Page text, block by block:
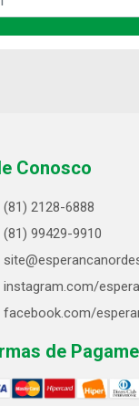
Conosco
(81) 2128-6888
(81) 99429-9910
instagram.com/
facebook.com/
de